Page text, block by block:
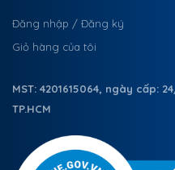
Đăng nhập / Đăng ký
Giỏ hàng của tôi
MST: 4201615064, ngày cấp:
TP.HCM